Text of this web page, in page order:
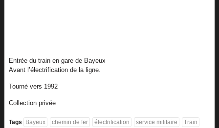
Entrée du train en gare de Bayeux
Avant l’électrification de la ligne.
Tourné vers 1992
Collection privée
Tags Bayeux chemin de fer électrification service militaire Train